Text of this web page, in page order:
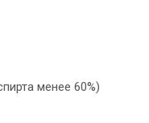
менее 60%)